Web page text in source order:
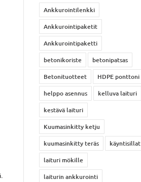
Ankkurointilenkki
Ankkurointipaketit
Ankkurointipaketti
betonikoriste
betonipatsas
Betonituotteet
HDPE ponttoni
helppo asennus
kelluva laituri
kestävä laituri
Kuumasinkitty ketju
kuumasinkitty teräs
käyntisillat
laituri mökille
laiturin ankkurointi